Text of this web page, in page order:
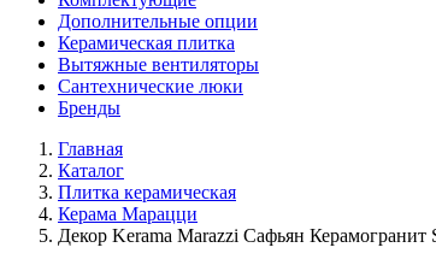
Дополнительные опции
Керамическая плитка
Вытяжные вентиляторы
Сантехнические люки
Бренды
Главная
Каталог
Плитка керамическая
Керама Марацци
Декор Kerama Marazzi Сафьян